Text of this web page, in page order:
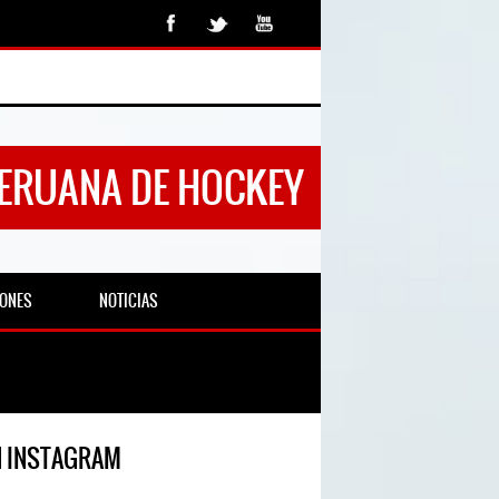
DE HOCKEY
NOTICIAS
INSTAGRAM